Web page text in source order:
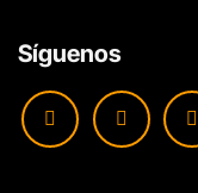
Síguenos